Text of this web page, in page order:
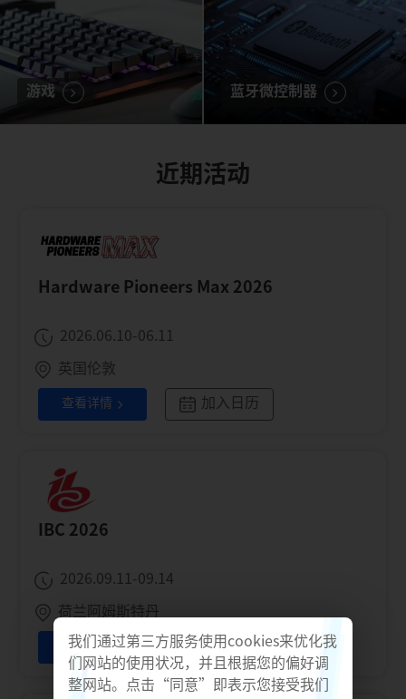
游戏 蓝牙微控制器
近期活动
Hardware Pioneers Max 2026
2026.06.10-06.11
英国伦敦
查看详情 加入日历
IBC 2026
2026.09.11-09.14
荷兰阿姆斯特丹
查看详情 加入日历
我们通过第三方服务使用cookies来优化我
们网站的使用状况，并且根据您的偏好调
整网站。点击“同意”即表示您接受我们